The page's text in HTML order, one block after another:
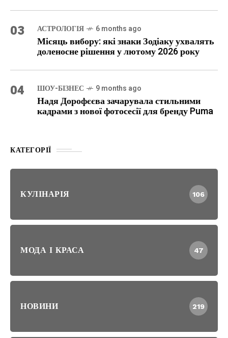
03 АСТРОЛОГІЯ 6 months ago
Місяць вибору: які знаки Зодіаку ухвалять
доленосне рішення у лютому 2026 року
04 ШОУ-БІЗНЕС 9 months ago
Надя Дорофєєва зачарувала стильними
кадрами з нової фотосесії для бренду Puma
КАТЕГОРІЇ
КУЛІНАРІЯ 106
МОДА І КРАСА 47
НОВИНИ 219